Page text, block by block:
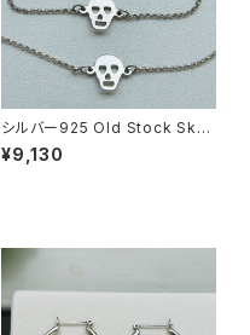
シルバー925 Old Stock Skull
ブレスレット（バラ売り）
¥9,130